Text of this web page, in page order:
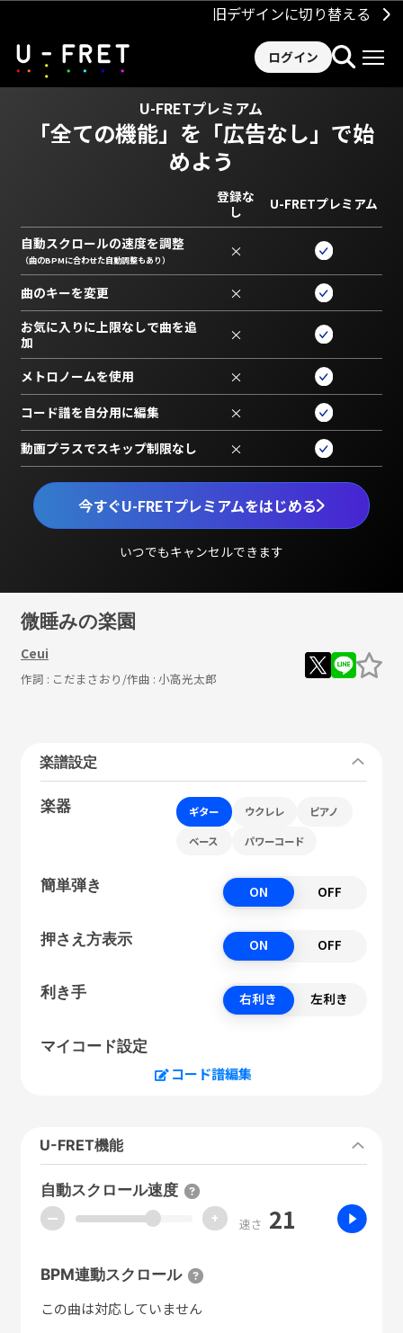
旧デザインに切り替える
ログイン
U-FRETプレミアム
「全ての機能」を 「広告なし」で始
めよう
今すぐU-FRETプレミアムをはじめる
いつでもキャンセルできます
登録な
し
U-FRETプレミアム
自動スクロールの速度を調整
（曲のBPMに合わせた自動調整もあり） ×
曲のキーを変更 ×
お気に入りに上限なしで曲を追
加
×
メトロノームを使用 ×
コード譜を自分用に編集 ×
動画プラスでスキップ制限なし ×
微睡みの楽園
Ceui
作詞 : こだまさおり /作曲 : 小高光太郎
楽譜設定
楽器 ギター ウクレレ ピアノ
ベース パワーコード
簡単弾き ON OFF
押さえ方表示 ON OFF
利き手 右利き 左利き
マイコード設定
コード譜編集
U-FRET機能
自動スクロール速度
ー + 速さ 21
BPM連動スクロール
この曲は対応していません